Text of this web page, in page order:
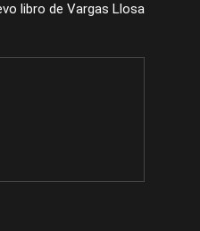
libro de Vargas Llosa